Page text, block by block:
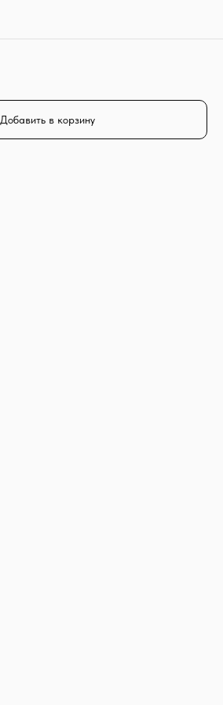
Добавить в корзину